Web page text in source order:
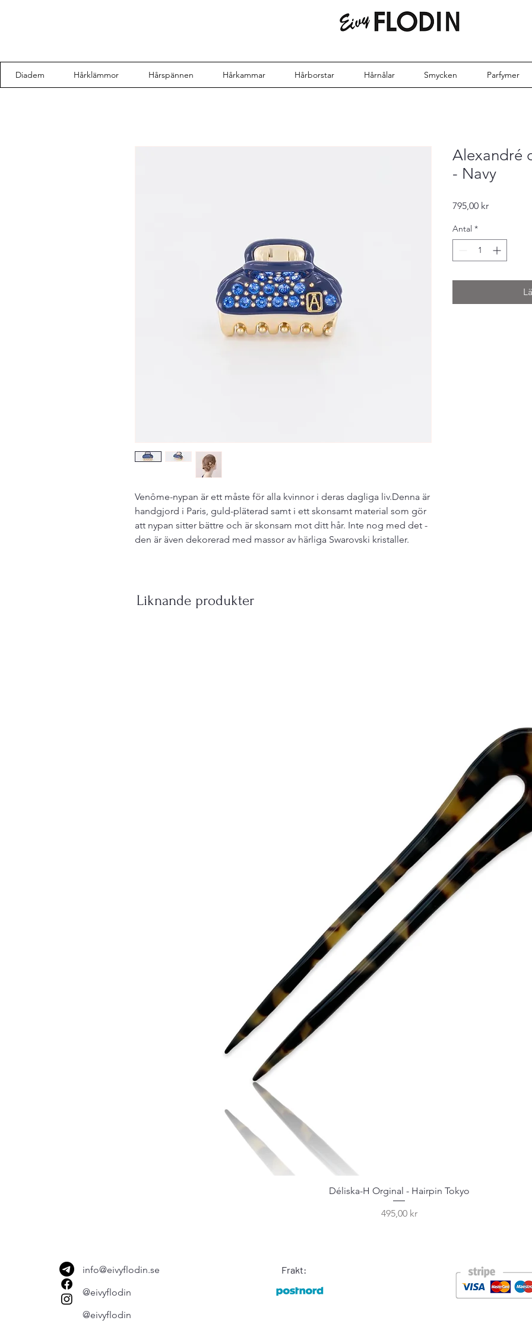
Venôme-nypan är ett måste för alla kvinnor i deras dagliga liv.Denna är
handgjord i Paris, guld-pläterad samt i ett skonsamt material som gör
att nypan sitter bättre och är skonsam mot ditt hår. Inte nog med det -
den är även dekorerad med massor av härliga Swarovski kristaller.
Alexandré
- Navy
795,00 krPris
Antal *
Liknande produkter
Déliska-H Orginal - Hairpin Tokyo
Pris
495,00 kr
Diadem Hårklämmor Hårspännen Hårkammar Hårborstar Hårnålar Smycken Parfymer
info@eivyflodin.se
@eivyflodin
@eivyflodin
Frakt: